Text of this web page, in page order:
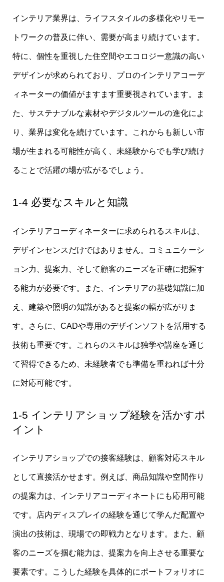
インテリア業界は、ライフスタイルの多様化やリモー
トワークの普及に伴い、需要が高まり続けています。
特に、個性を重視した住空間やエコロジー意識の高い
デザインが求められており、プロのインテリアコーデ
ィネーターの価値がますます重要視されています。ま
た、サステナブルな素材やデジタルツールの進化によ
り、業界は変化を続けています。これからも新しい市
場が生まれる可能性が高く、未経験からでも学び続け
ることで活躍の場が広がるでしょう。
1-4 必要なスキルと知識
インテリアコーディネーターに求められるスキルは、
デザインセンスだけではありません。コミュニケーシ
ョン力、提案力、そして顧客のニーズを正確に把握す
る能力が必要です。また、インテリアの基礎知識に加
え、建築や照明の知識があると提案の幅が広がりま
す。さらに、CADや専用のデザインソフトを活用する
技術も重要です。これらのスキルは独学や講座を通じ
て習得できるため、未経験者でも準備を重ねれば十分
に対応可能です。
1-5 インテリアショップ経験を活かすポ
イント
インテリアショップでの接客経験は、顧客対応スキル
として直接活かせます。例えば、商品知識や空間作り
の提案力は、インテリアコーディネートにも応用可能
です。店内ディスプレイの経験を通じて学んだ配置や
演出の技術は、現場での即戦力となります。また、顧
客のニーズを掴む能力は、提案力を向上させる重要な
要素です。こうした経験を具体的にポートフォリオに